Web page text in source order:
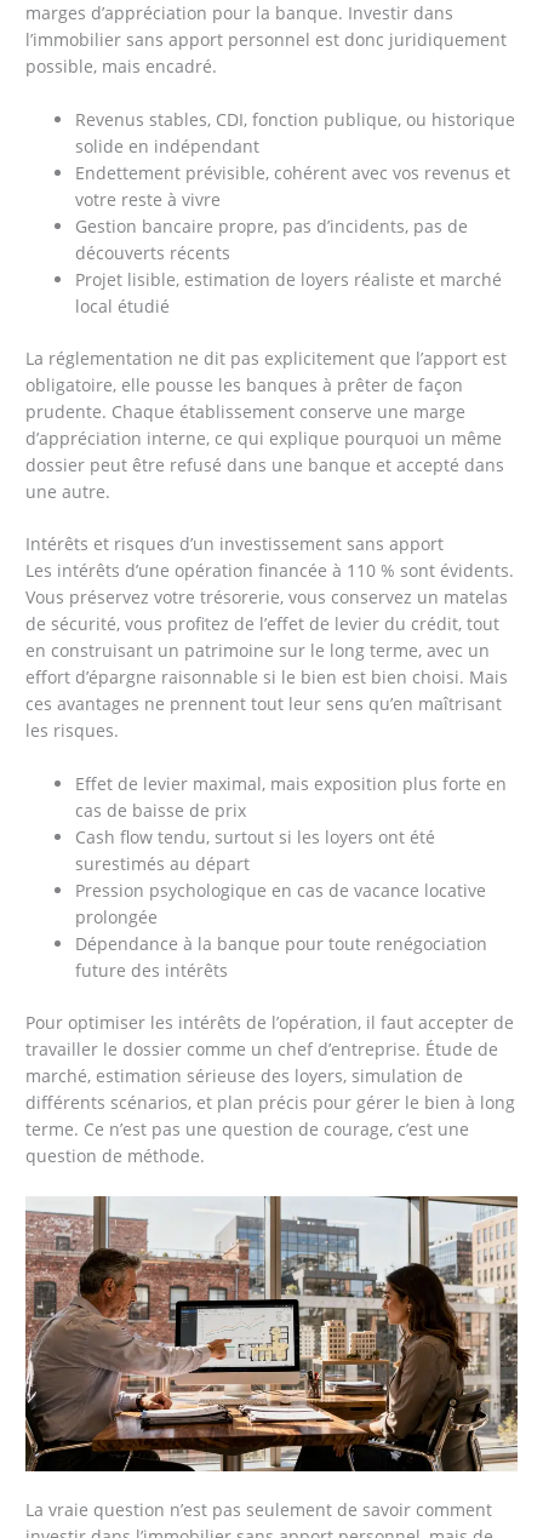
marges d’appréciation pour la banque. Investir dans
l’immobilier sans apport personnel est donc juridiquement
possible, mais encadré.
Revenus stables, CDI, fonction publique, ou historique
solide en indépendant
Endettement prévisible, cohérent avec vos revenus et
votre reste à vivre
Gestion bancaire propre, pas d’incidents, pas de
découverts récents
Projet lisible, estimation de loyers réaliste et marché
local étudié
La réglementation ne dit pas explicitement que l’apport est
obligatoire, elle pousse les banques à prêter de façon
prudente. Chaque établissement conserve une marge
d’appréciation interne, ce qui explique pourquoi un même
dossier peut être refusé dans une banque et accepté dans
une autre.
Intérêts et risques d’un investissement sans apport
Les intérêts d’une opération financée à 110 % sont évidents.
Vous préservez votre trésorerie, vous conservez un matelas
de sécurité, vous profitez de l’effet de levier du crédit, tout
en construisant un patrimoine sur le long terme, avec un
effort d’épargne raisonnable si le bien est bien choisi. Mais
ces avantages ne prennent tout leur sens qu’en maîtrisant
les risques.
Effet de levier maximal, mais exposition plus forte en
cas de baisse de prix
Cash flow tendu, surtout si les loyers ont été
surestimés au départ
Pression psychologique en cas de vacance locative
prolongée
Dépendance à la banque pour toute renégociation
future des intérêts
Pour optimiser les intérêts de l’opération, il faut accepter de
travailler le dossier comme un chef d’entreprise. Étude de
marché, estimation sérieuse des loyers, simulation de
différents scénarios, et plan précis pour gérer le bien à long
terme. Ce n’est pas une question de courage, c’est une
question de méthode.
La vraie question n’est pas seulement de savoir comment